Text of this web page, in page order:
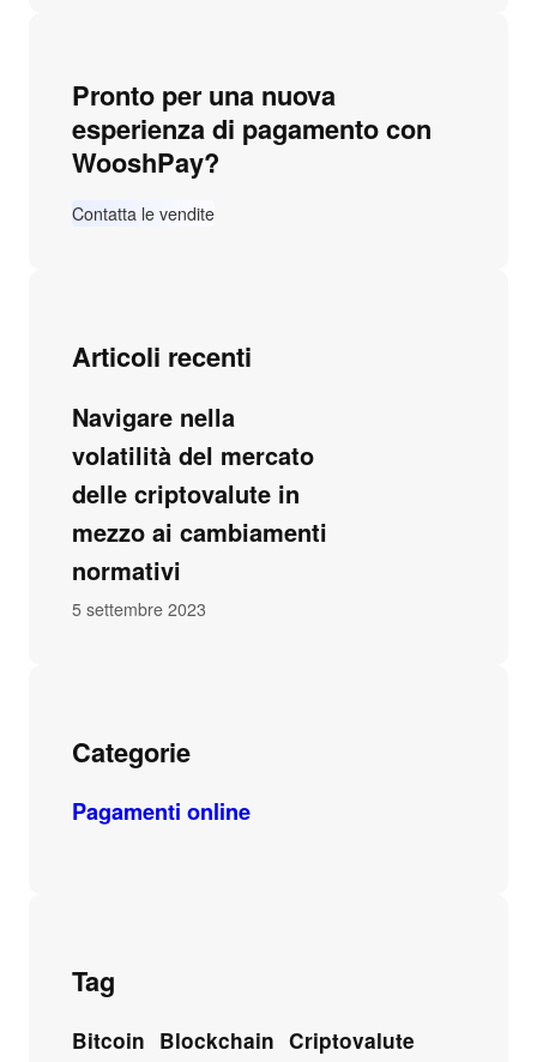
Pronto per una nuova
esperienza di pagamento con
WooshPay?
Contatta le vendite
Articoli recenti
Navigare nella
volatilità del mercato
delle criptovalute in
mezzo ai cambiamenti
normativi
5 settembre 2023
Categorie
Pagamenti online
Tag
Bitcoin Blockchain Criptovalute